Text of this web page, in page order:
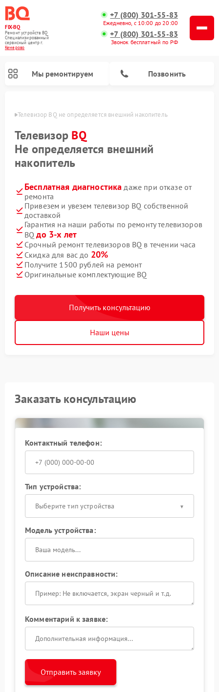
FIX-BQ
Ремонт устройств BQ
Специализированный
cервисный центр г.
Кемерово
+7 (800) 301-55-83
Ежедневно, с 10:00 до 20:00
+7 (800) 301-55-83
Звонок бесплатный по РФ
Мы ремонтируем Позвонить
Телевизор BQ не определяется внешний накопитель
Телевизор BQ
Не определяется внешний
накопитель
Бесплатная диагностика даже при отказе от
ремонта
Привезем и увезем телевизор BQ собственной
доставкой
Гарантия на наши работы по ремонту телевизоров
BQдо 3-х лет
Срочный ремонт телевизоров BQ в течении часа
Скидка для вас до 20%
Получите 1500 рублей на ремонт
Оригинальные комплектующие BQ
Получить консультацию
Наши цены
Заказать консультацию
Контактный телефон:
Тип устройства:
Выберите тип устройства
Модель устройства:
Описание неисправности:
Комментарий к заявке:
Отправить заявку